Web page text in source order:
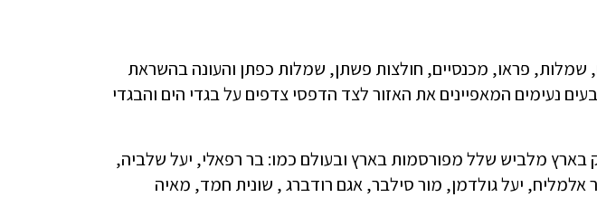
שמלות, פראו, מכנסיים, חולצות פשתן, שמלות כפתן והעונה בהשראת
נעימים המאפיינים את האזור לצד הדפסי צדפים על בגדי הים והבגדי
בארץ מלביש שלל מפורסמות בארץ ובעולם כמו: בר רפאלי, יעל שלביה,
אלמליח, יעל גולדמן, מור סילבר, אגם רודברג , שונית חמד, מאיה